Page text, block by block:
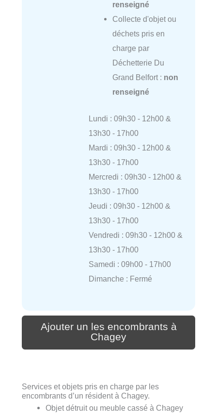
renseigné
Collecte d'objet ou
déchets pris en
charge par
Déchetterie Du
Grand Belfort : non
renseigné
Lundi : 09h30 - 12h00 &
13h30 - 17h00
Mardi : 09h30 - 12h00 &
13h30 - 17h00
Mercredi : 09h30 - 12h00 &
13h30 - 17h00
Jeudi : 09h30 - 12h00 &
13h30 - 17h00
Vendredi : 09h30 - 12h00 &
13h30 - 17h00
Samedi : 09h00 - 17h00
Dimanche : Fermé
Ajouter un les encombrants à
Chagey
Services et objets pris en charge par les
encombrants d’un résident à Chagey.
Objet détruit ou meuble cassé à Chagey